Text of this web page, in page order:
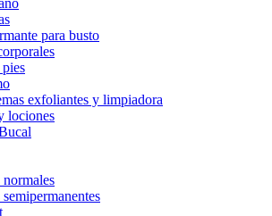
para busto
exfoliantes y limpiadora
lociones
normales